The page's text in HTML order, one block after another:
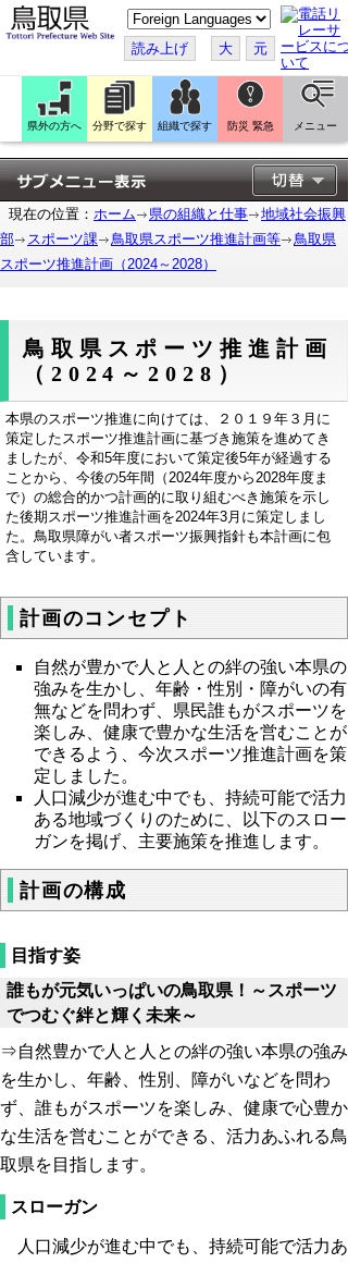
こ
の
ペ
ー
ジ
翻
訳
す
る
読み上げ 大 元
県外の方へ 分野で探す 組織で探す 防災 緊急 メニュー
現在の位置： ホーム 県の組織と仕事
地域社会振興
部
スポーツ課 鳥取県スポーツ推進計画等
鳥取県
スポーツ推進計画（2024～2028）
鳥取県スポーツ推進計画
（2024～2028）
本県のスポーツ推進に向けては、２０１９年３月に
策定したスポーツ推進計画に基づき施策を進めてき
ましたが、令和5年度において策定後5年が経過する
ことから、今後の5年間（2024年度から2028年度ま
で）の総合的かつ計画的に取り組むべき施策を示し
た後期スポーツ推進計画を2024年3月に策定しまし
た。鳥取県障がい者スポーツ振興指針も本計画に包
含しています。
計画のコンセプト
自然が豊かで人と人との絆の強い本県の
強みを生かし、年齢・性別・障がいの有
無などを問わず、県民誰もがスポーツを
楽しみ、健康で豊かな生活を営むことが
できるよう、今次スポーツ推進計画を策
定しました。
人口減少が進む中でも、持続可能で活力
ある地域づくりのために、以下のスロー
ガンを掲げ、主要施策を推進します。
計画の構成
目指す姿
誰もが元気いっぱいの鳥取県！～スポーツ
でつむぐ絆と輝く未来～
⇒自然豊かで人と人との絆の強い本県の強み
を生かし、年齢、性別、障がいなどを問わ
ず、誰もがスポーツを楽しみ、健康で心豊か
な生活を営むことができる、活力あふれる鳥
取県を目指します。
スローガン
人口減少が進む中でも、持続可能で活力あ